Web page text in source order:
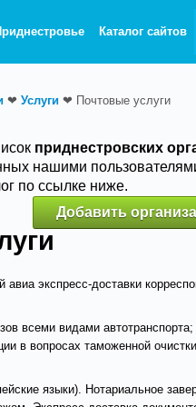
Каталог сайтов
❤ Услуги ❤ Почтовые услуги
приднестровских
нашими
по ссылке ниже.
Добавить
экспресс-доставки
всеми видами
в вопросах таможенной
языки). Нотариальное